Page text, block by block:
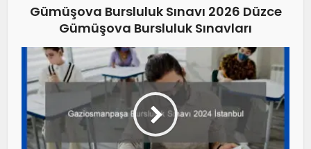
Gümüşova Bursluluk Sınavı 2026 Düzce
Gümüşova Bursluluk Sınavları